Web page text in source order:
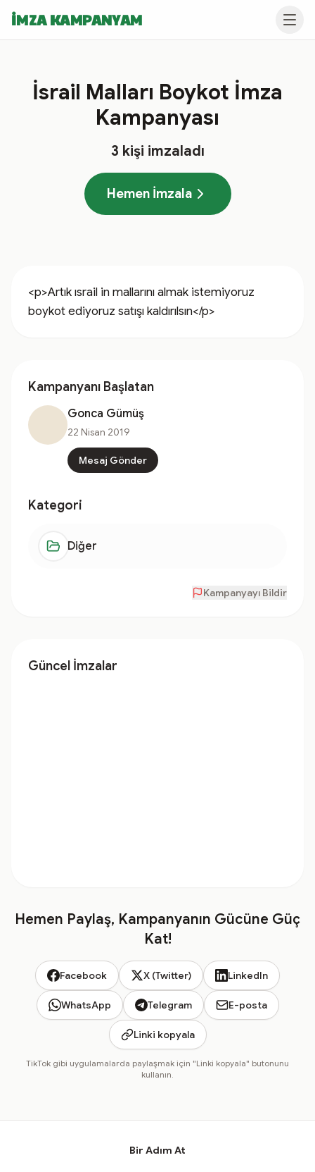
İMZA KAMPANYAM
İsrail Malları Boykot İmza
Kampanyası
3 kişi imzaladı
Hemen İmzala
<p>Artık ısrail in mallarını almak istemiyoruz
boykot ediyoruz satışı kaldırılsın</p>
Kampanyanı Başlatan
Gonca Gümüş
22 Nisan 2019
Mesaj Gönder
Kategori
Diğer
Kampanyayı Bildir
Güncel İmzalar
Hemen Paylaş, Kampanyanın Gücüne Güç
Kat!
Facebook X (Twitter) LinkedIn
WhatsApp Telegram E-posta
Linki kopyala
TikTok gibi uygulamalarda paylaşmak için "Linki kopyala" butonunu
kullanın.
Bir Adım At